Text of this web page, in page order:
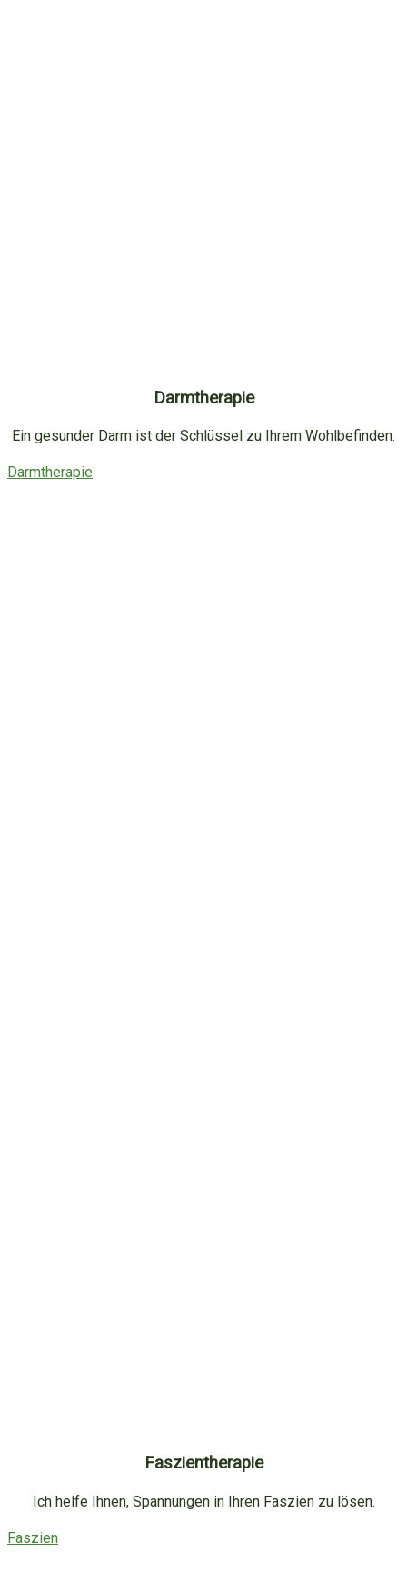
Darmtherapie
Ein gesunder Darm ist der Schlüssel zu Ihrem Wohlbefinden.
Darmtherapie
Faszientherapie
Ich helfe Ihnen, Spannungen in Ihren Faszien zu lösen.
Faszien